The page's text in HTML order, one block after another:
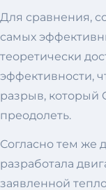
Для сравнения,
самых
теоретически
эффективности,
разрыв, который
преодолеть.
Согласно тем же
разработала
заявленной